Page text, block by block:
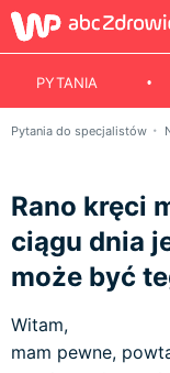
PYTANIA
Pytania do specjalistów
Rano kręci
ciągu dnia
może być
Witam,
mam pewne,